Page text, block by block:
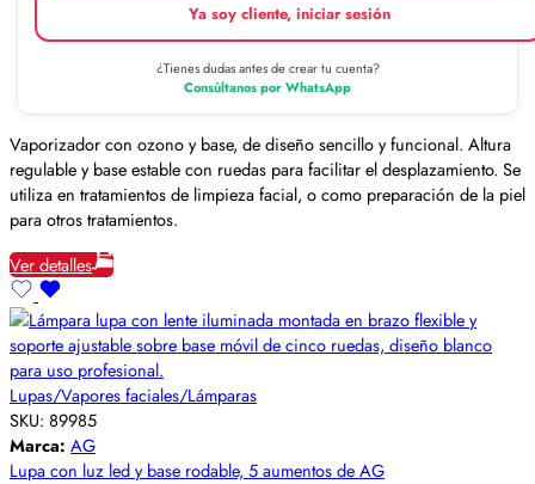
Ya soy cliente, iniciar sesión
¿Tienes dudas antes de crear tu cuenta?
Consúltanos por WhatsApp
Vaporizador con ozono y base, de diseño sencillo y funcional. Altura
regulable y base estable con ruedas para facilitar el desplazamiento. Se
utiliza en tratamientos de limpieza facial, o como preparación de la piel
para otros tratamientos.
Ver detalles
Lupas/Vapores faciales/Lámparas
SKU: 89985
Marca: AG
Lupa con luz led y base rodable, 5 aumentos de AG